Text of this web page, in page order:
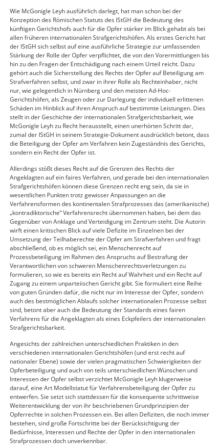
Wie McGonigle Leyh ausführlich darlegt, hat man schon bei der
Konzeption des Römischen Statuts des IStGH die Bedeutung des
künftigen Gerichtshofs auch für die Opfer stärker im Blick gehabt als bei
allen früheren internationalen Strafgerichtshöfen. Als erstes Gericht hat
der IStGH sich selbst auf eine ausführliche Strategie zur umfassenden
Stärkung der Rolle der Opfer verpflichtet, die von den Vorermittlungen bis
hin zu den Fragen der Entschädigung nach einem Urteil reicht. Dazu
gehört auch die Sicherstellung des Rechts der Opfer auf Beteiligung am
Strafverfahren selbst, und zwar in ihrer Rolle als Rechteinhaber, nicht
nur, wie gelegentlich in Nürnberg und den meisten Ad-Hoc-
Gerichtshöfen, als Zeugen oder zur Darlegung der individuell erlittenen
Schäden im Hinblick auf ihren Anspruch auf bestimmte Leistungen. Dies
stellt in der Geschichte der internationalen Strafgerichtsbarkeit, wie
McGonigle Leyh zu Recht herausstellt, einen unerhörten Schritt dar,
zumal der IStGH in seinem Strategie-Dokument ausdrücklich betont, dass
die Beteiligung der Opfer am Verfahren kein Zugeständnis des Gerichts,
sondern ein Recht der Opfer ist.
Allerdings stößt dieses Recht auf die Grenzen des Rechts der
Angeklagten auf ein faires Verfahren, und gerade bei den internationalen
Strafgerichtshöfen können diese Grenzen recht eng sein, da sie in
wesentlichen Punkten trotz gewisser Anpassungen an die
Verfahrensformen des kontinentalen Strafprozesses das (amerikanische)
„kontradiktorische“ Verfahrensrecht übernommen haben, bei dem das
Gegenüber von Anklage und Verteidigung im Zentrum steht. Die Autorin
wirft einen kritischen Blick auf viele Defizite im Einzelnen bei der
Umsetzung der Teilhaberechte der Opfer am Strafverfahren und fragt
abschließend, ob es möglich sei, ein Menschenrecht auf
Prozessbeteiligung im Rahmen des Anspruchs auf Bestrafung der
Verantwortlichen von schweren Menschenrechtsverletzungen zu
formulieren, so wie es bereits ein Recht auf Wahrheit und ein Recht auf
Zugang zu einem unparteiischen Gericht gibt. Sie formuliert eine Reihe
von guten Gründen dafür, die nicht nur im Interesse der Opfer, sondern
auch des bestmöglichen Ablaufs solcher internationalen Prozesse selbst
sind, betont aber auch die Bedeutung der Standards eines fairen
Verfahrens für die Angeklagten als eines Eckpfeilers der internationalen
Strafgerichtsbarkeit.
Angesichts der zahlreichen unterschiedlichen Praktiken in den
verschiedenen internationalen Gerichtshöfen (und erst recht auf
nationaler Ebene) sowie der vielen pragmatischen Schwierigkeiten der
Opferbeteiligung und auch von teils unterschiedlichen Wünschen und
Interessen der Opfer selbst verzichtet McGonigle Leyh klugerweise
darauf, eine Art Modellstatut für Verfahrensbeteiligung der Opfer zu
entwerfen. Sie setzt sich stattdessen für die konsequente schrittweise
Weiterentwicklung der von ihr beschriebenen Grundprinzipien der
Opferrechte in solchen Prozessen ein. Bei allen Defiziten, die noch immer
bestehen, sind große Fortschritte bei der Berücksichtigung der
Bedürfnisse, Interessen und Rechte der Opfer in den internationalen
Strafprozessen doch unverkennbar.